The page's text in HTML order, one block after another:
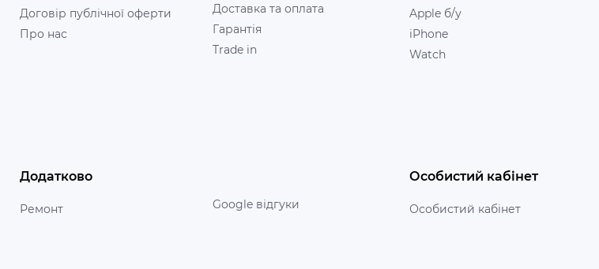
Договір публічної оферти
Про нас
Доставка та оплата
Гарантія
Trade in
Apple б/у
iPhone
Watch
Додатково
Ремонт Google відгуки
Особистий кабінет
Особистий кабінет